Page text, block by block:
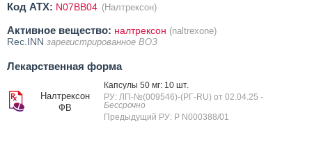
Код ATX: N07BB04 (Налтрексон)
Активное вещество: налтрексон (naltrexone)
Rec.INN зарегистрированное ВОЗ
Лекарственная форма
Налтрексон
ФВ
Капсулы 50 мг: 10 шт.
РУ: ЛП-№(009546)-(РГ-RU) от 02.04.25 -
Бессрочно
Предыдущий РУ: Р N000388/01